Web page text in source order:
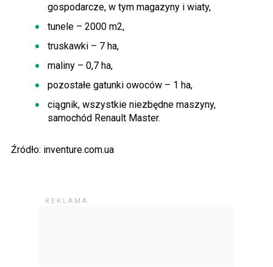
gospodarcze, w tym magazyny i wiaty,
tunele – 2000 m2,
truskawki – 7 ha,
maliny – 0,7 ha,
pozostałe gatunki owoców – 1 ha,
ciągnik, wszystkie niezbędne maszyny,
samochód Renault Master.
Źródło: inventure.com.ua